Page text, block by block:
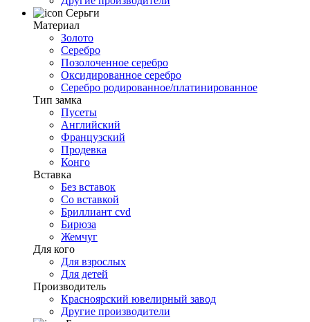
Серьги
Материал
Золото
Серебро
Позолоченное серебро
Оксидированное серебро
Серебро родированное/платинированное
Тип замка
Пусеты
Английский
Французский
Продевка
Конго
Вставка
Без вставок
Со вставкой
Бриллиант cvd
Бирюза
Жемчуг
Для кого
Для взрослых
Для детей
Производитель
Красноярский ювелирный завод
Другие производители